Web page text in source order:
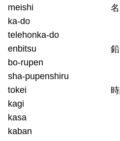
meishi
ka-do
telehonka-do
enbitsu
bo-rupen
sha-pupenshiru
tokei
kagi
kasa
kaban